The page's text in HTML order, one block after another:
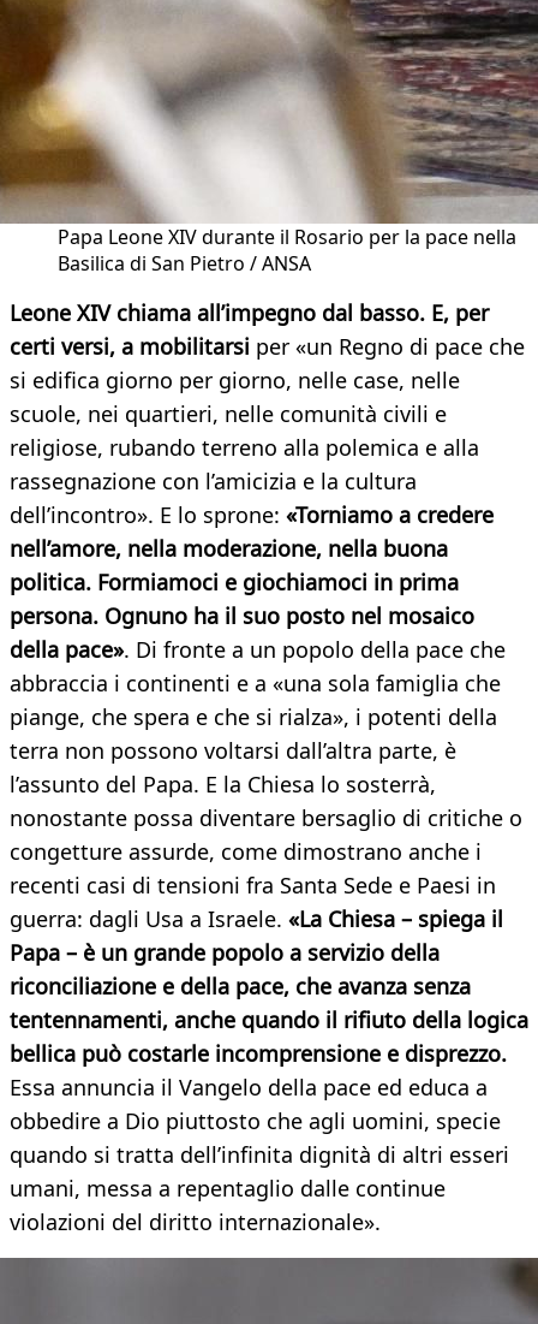
Papa Leone XIV durante il Rosario per la pace nella
Basilica di San Pietro / ANSA
Leone XIV chiama all’impegno dal basso. E, per
certi versi, a mobilitarsi per «un Regno di pace che
si edifica giorno per giorno, nelle case, nelle
scuole, nei quartieri, nelle comunità civili e
religiose, rubando terreno alla polemica e alla
rassegnazione con l’amicizia e la cultura
dell’incontro». E lo sprone: «Torniamo a credere
nell’amore, nella moderazione, nella buona
politica. Formiamoci e giochiamoci in prima
persona. Ognuno ha il suo posto nel mosaico
della pace». Di fronte a un popolo della pace che
abbraccia i continenti e a «una sola famiglia che
piange, che spera e che si rialza», i potenti della
terra non possono voltarsi dall’altra parte, è
l’assunto del Papa. E la Chiesa lo sosterrà,
nonostante possa diventare bersaglio di critiche o
congetture assurde, come dimostrano anche i
recenti casi di tensioni fra Santa Sede e Paesi in
guerra: dagli Usa a Israele. «La Chiesa – spiega il
Papa – è un grande popolo a servizio della
riconciliazione e della pace, che avanza senza
tentennamenti, anche quando il rifiuto della logica
bellica può costarle incomprensione e disprezzo.
Essa annuncia il Vangelo della pace ed educa a
obbedire a Dio piuttosto che agli uomini, specie
quando si tratta dell’infinita dignità di altri esseri
umani, messa a repentaglio dalle continue
violazioni del diritto internazionale».